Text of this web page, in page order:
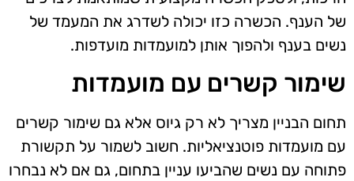
של הענף. הכשרה כזו יכולה לשדרג את המעמד של
נשים בענף ולהפוך אותן למועמדות מועדפות.
שימור קשרים עם מועמדות
תחום הבניין מצריך לא רק גיוס אלא גם שימור קשרים
עם מועמדות פוטנציאליות. חשוב לשמור על תקשורת
פתוחה עם נשים שהביעו עניין בתחום, גם אם לא נבחרו